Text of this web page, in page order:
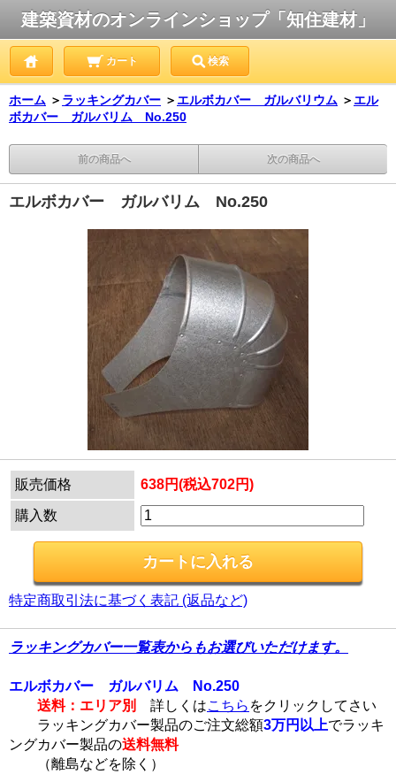
建築資材のオンラインショップ「知住建材」
カート 検索
ホーム ＞ ラッキングカバー ＞ エルボカバー ガルバリウム ＞ エル
ボカバー ガルバリム No.250
前の商品へ 次の商品へ
エルボカバー ガルバリム No.250
販売価格 638円(税込702円)
購入数
特定商取引法に基づく表記 (返品など)
ラッキングカバー一覧表からもお選びいただけます。
エルボカバー ガルバリム No.250
送料：エリア別
詳しくはこちら をクリックしてさい
ラッキングカバー製品のご注文総額3万円以上でラッキ
ングカバー製品の送料無料
（離島などを除く）